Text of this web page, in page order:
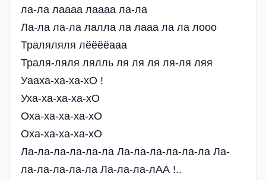
ла-ла лаааа лаааа ла-ла
Ла-ла ла-ла лалла ла лааа ла ла лооо
Траляляля лёёёёааа
Траля-ляля лялль ля ля ля ля-ля ляя
Уааха-ха-ха-хО !
Уха-ха-ха-ха-хО
Оха-ха-ха-ха-хО
Оха-ха-ха-ха-хО
Ла-ла-ла-ла-ла-ла Ла-ла-ла-ла-ла-ла Ла-
ла-ла-ла-ла-ла Ла-ла-ла-лАА !..